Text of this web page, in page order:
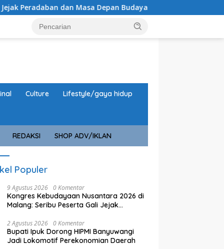
Depan Budaya Indonesia Kogabpad V/Brawijaya
Culture Lifestyle/gaya hidup
REDAKSI SHOP ADV/IKLAN
Populer
9 Agustus 2026 0 Komentar
Kongres Kebudayaan Nusantara 2026 di
Malang: Seribu Peserta Gali Jejak
Indonesia
2 Agustus 2026 0 Komentar
Bupati Ipuk Dorong HIPMI Banyuwangi
Jadi Lokomotif Perekonomian Daerah